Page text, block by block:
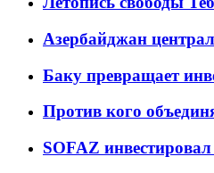
Азербайджан
Баку превращает
Против кого
SOFAZ